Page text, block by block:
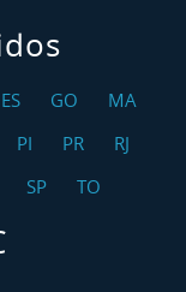
ES GO
MA
PI PR
RJ
SP TO